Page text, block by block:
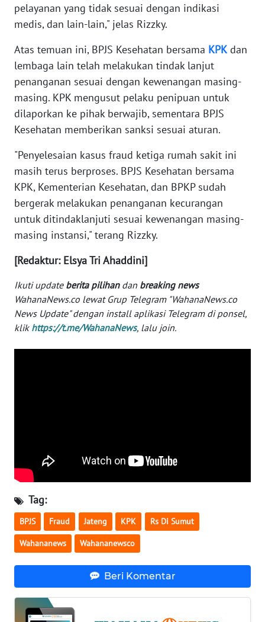
pelayanan yang tidak sesuai dengan indikasi
medis, dan lain-lain," jelas Rizzky.
Atas temuan ini, BPJS Kesehatan bersama KPKdan
lembaga lain telah melakukan tindak lanjut
penanganan sesuai dengan kewenangan masing-
masing. KPK mengusut pelaku penipuan untuk
dilaporkan ke pihak berwajib, sementara BPJS
Kesehatan memberikan sanksi sesuai aturan.
"Penyelesaian kasus fraud ketiga rumah sakit ini
masih terus berproses. BPJS Kesehatan bersama
KPK, Kementerian Kesehatan, dan BPKP sudah
bergerak melakukan penanganan kecurangan
untuk ditindaklanjuti sesuai kewenangan masing-
masing instansi," terang Rizzky.
[Redaktur: Elsya Tri Ahaddini]
Ikuti update berita pilihandan breaking news
WahanaNews.co lewat Grup Telegram "WahanaNews.co
News Update" dengan install aplikasi Telegram di ponsel,
klik https://t.me/WahanaNews, lalu join.
Tag:
BPJS Fraud Jateng KPK Rs Di Sumut
Wahananews Wahananewsco
Beri Komentar
WN
PAPUA
WN
RIAU
WN
SERAMBI
WN
JAMBI
SULTRA
WN
NTB
WN
SULTENG
WN
WN
SUMSEL
WN
BENGKULU
WN
JATENG